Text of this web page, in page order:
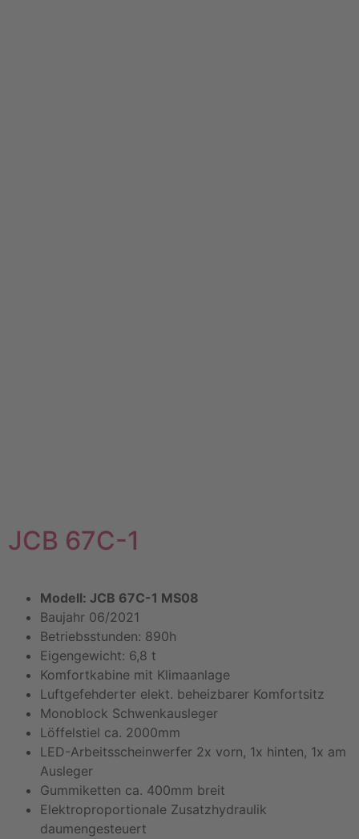
JCB 67C-1
Modell: JCB 67C-1 MS08
Baujahr 06/2021
Betriebsstunden: 890h
Eigengewicht: 6,8 t
Komfortkabine mit Klimaanlage
Luftgefehderter elekt. beheizbarer Komfortsitz
Monoblock Schwenkausleger
Löffelstiel ca. 2000mm
LED-Arbeitsscheinwerfer 2x vorn, 1x hinten, 1x am
Ausleger
Gummiketten ca. 400mm breit
Elektroproportionale Zusatzhydraulik
daumengesteuert